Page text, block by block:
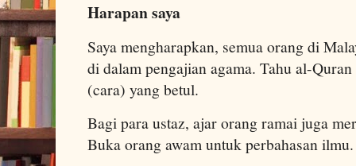
Harapan saya
Saya mengharapkan, semua orang di
di dalam pengajian agama. Tahu al-
(cara) yang betul.
Bagi para ustaz, ajar orang ramai juga
Buka orang awam untuk perbahasan ilmu.